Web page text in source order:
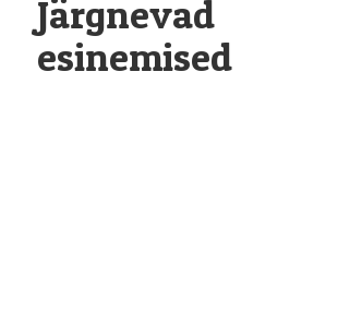
Järgnevad
esinemised